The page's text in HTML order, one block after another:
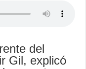
del
Gil, explicó